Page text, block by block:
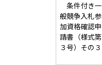
条件付き一
般競争入札参
加資格確認申
請書（様式第
３号）その３